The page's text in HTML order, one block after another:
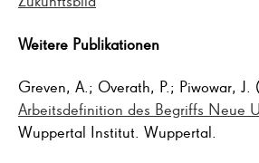
Weitere Publikationen
Greven, A.; Overath, P.; Piwowar, J.
Arbeitsdefinition des Begriffs Neue
Wuppertal Institut. Wuppertal.